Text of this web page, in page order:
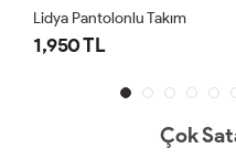
Lidya Pantolonlu Takım
1,950 TL
Çok